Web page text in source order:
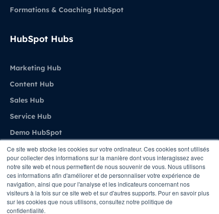
Ce site web stocke les cookies sur votre ordinateur. Ces cookies sont utilisés
pour collecter des informations sur la manière dont vous interagissez avec
notre site web et nous permettent de nous souvenir de vous. Nous utilisons
ces informations afin d'améliorer et de personnaliser votre expérience de
navigation, ainsi que pour l'analyse et les indicateurs concernant nos
visiteurs à la fois sur ce site web et sur d'autres supports. Pour en savoir plus
sur les cookies que nous utilisons, consultez notre politique de
confidentialité.
Formations & Coaching HubSpot
HubSpot Hubs
Marketing Hub
Content Hub
Sales Hub
Service Hub
Demo HubSpot
Agence
A propos de Stratenet
Stratenet X HubSpot